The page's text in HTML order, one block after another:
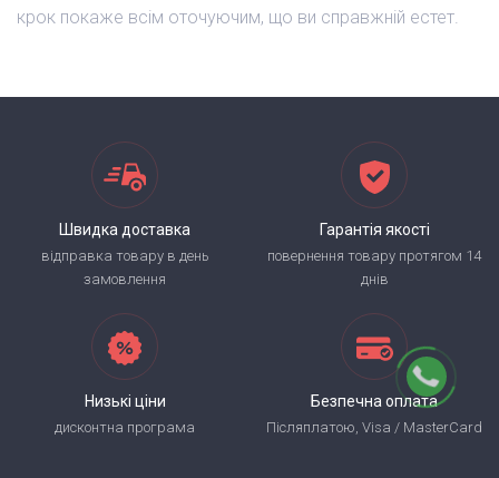
крок покаже всім оточуючим, що ви справжній естет.
Швидка доставка
відправка товару в день
замовлення
Гарантія якості
повернення товару протягом 14
днів
Низькі ціни
дисконтна програма
Безпечна оплата
Післяплатою, Visa / MasterCard